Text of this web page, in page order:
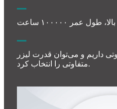
عمر ۱۰۰۰۰۰ ساعت
داریم و می‌توان قدرت لیزر
متفاوتی را انتخاب کرد.